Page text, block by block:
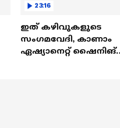
23:16
ഇത് കഴിവുകളുടെ
സംഗമവേദി, കാണാം
ഏഷ്യാനെറ്റ് ഷൈനിങ്